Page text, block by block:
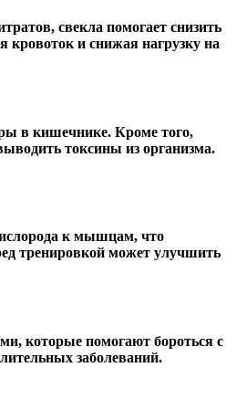
свекла помогает снизить
кровоток и снижая нагрузку на
в кишечнике. Кроме того,
токсины из организма.
к мышцам, что
тренировкой может улучшить
которые помогают бороться с
заболеваний.